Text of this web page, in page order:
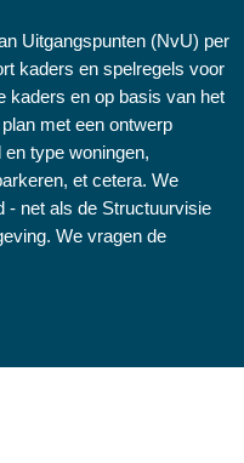
Uitgangspunten (NvU) per
kaders en spelregels voor
kaders en op basis van het
met een ontwerp
type woningen,
et cetera. We
- net als de Structuurvisie
We vragen de